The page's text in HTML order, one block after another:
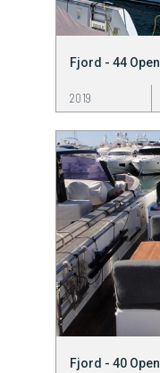
Fjord - 44 Open
2019
Fjord - 40 Open